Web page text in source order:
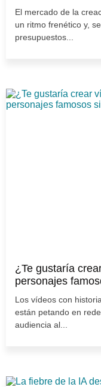
El mercado de la
un ritmo frenético y,
presupuestos...
¿Te gustaría
personajes
Los vídeos con
están petando en
audiencia al...